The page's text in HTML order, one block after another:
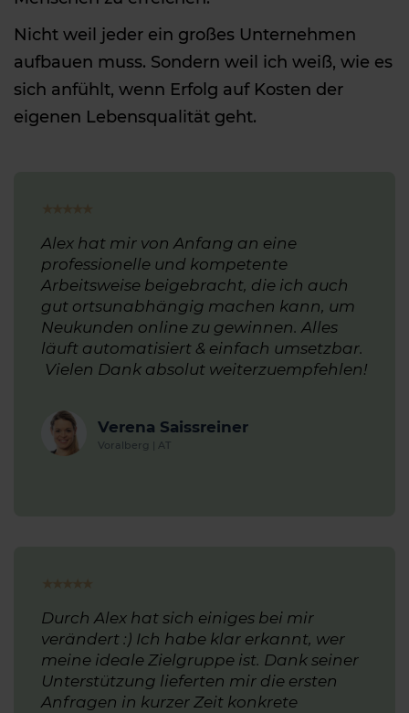
Nicht weil jeder ein großes Unternehmen
aufbauen muss. Sondern weil ich weiß, wie es
sich anfühlt, wenn Erfolg auf Kosten der
eigenen Lebensqualität geht.
Alex hat mir von Anfang an eine
professionelle und kompetente
Arbeitsweise beigebracht, die ich auch
gut ortsunabhängig machen kann, um
Neukunden online zu gewinnen. Alles
läuft automatisiert & einfach umsetzbar.
Vielen Dank absolut weiterzuempfehlen!
Verena Saissreiner
Voralberg | AT
Durch Alex hat sich einiges bei mir
verändert :) Ich habe klar erkannt, wer
meine ideale Zielgruppe ist. Dank seiner
Unterstützung lieferten mir die ersten
Anfragen in kurzer Zeit konkrete